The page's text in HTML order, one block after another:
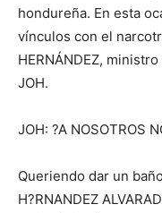
hondureña. En esta
vínculos con el
HERNÁNDEZ,
JOH.
JOH: ?A NOSOTROS
Queriendo dar un
H?RNANDEZ